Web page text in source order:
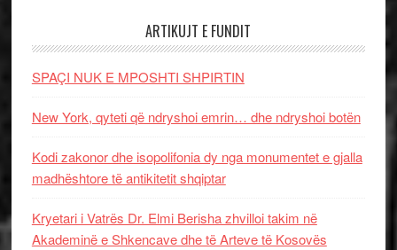
ARTIKUJT E FUNDIT
SPAÇI NUK E MPOSHTI SHPIRTIN
New York, qyteti që ndryshoi emrin… dhe ndryshoi botën
Kodi zakonor dhe isopolifonia dy nga monumentet e gjalla
madhështore të antikitetit shqiptar
Kryetari i Vatrës Dr. Elmi Berisha zhvilloi takim në
Akademinë e Shkencave dhe të Arteve të Kosovës